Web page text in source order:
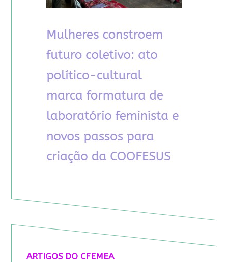
ARTIGOS DO CFEMEA